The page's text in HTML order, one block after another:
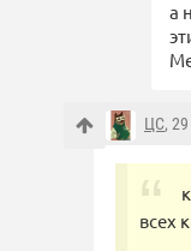
а
ЦС,
всех